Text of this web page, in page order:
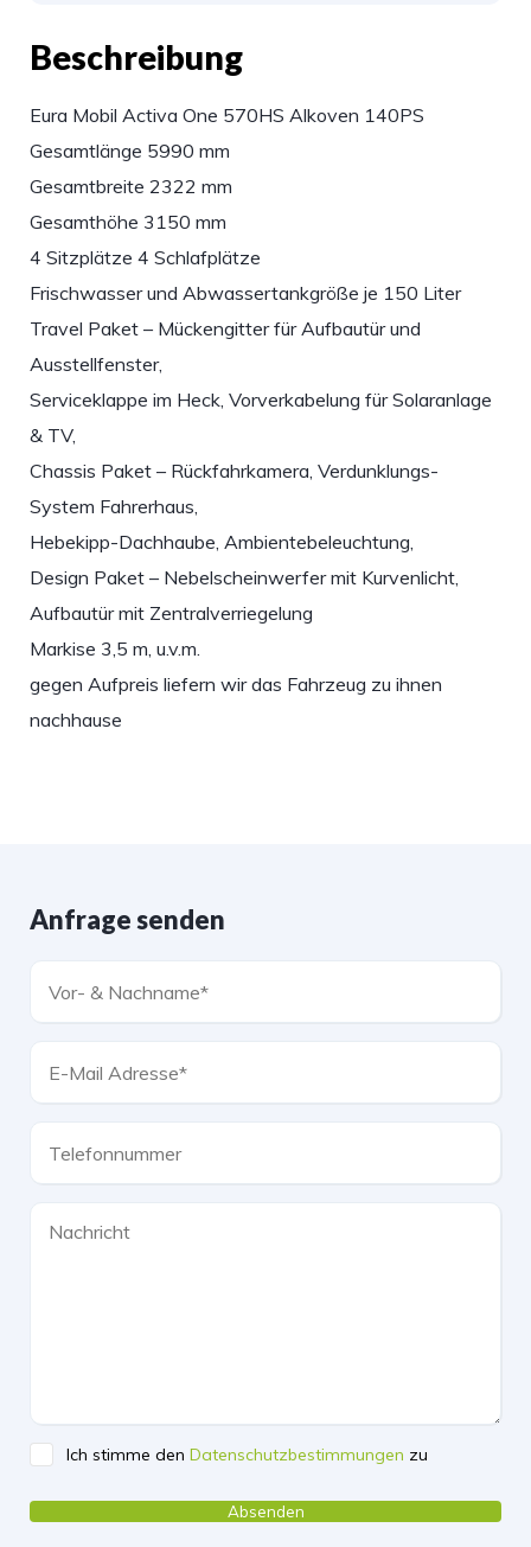
Beschreibung
Eura Mobil Activa One 570HS Alkoven 140PS
Gesamtlänge 5990 mm
Gesamtbreite 2322 mm
Gesamthöhe 3150 mm
4 Sitzplätze 4 Schlafplätze
Frischwasser und Abwassertankgröße je 150 Liter
Travel Paket – Mückengitter für Aufbautür und
Ausstellfenster,
Serviceklappe im Heck, Vorverkabelung für Solaranlage
& TV,
Chassis Paket – Rückfahrkamera, Verdunklungs-
System Fahrerhaus,
Hebekipp-Dachhaube, Ambientebeleuchtung,
Design Paket – Nebelscheinwerfer mit Kurvenlicht,
Aufbautür mit Zentralverriegelung
Markise 3,5 m, u.v.m.
gegen Aufpreis liefern wir das Fahrzeug zu ihnen
nachhause
Anfrage senden
Please leave this field empty.
Ich stimme den Datenschutzbestimmungen zu